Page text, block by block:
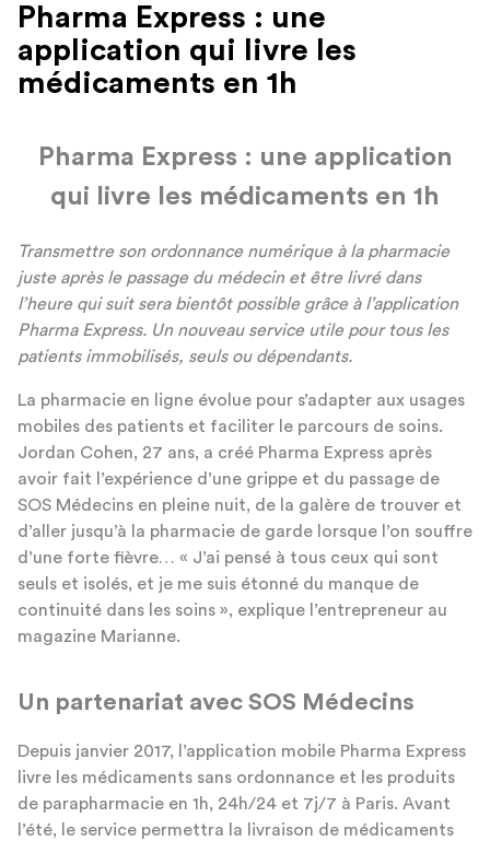
Pharma Express : une
application qui livre les
médicaments en 1h
Pharma Express : une application
qui livre les médicaments en 1h
Transmettre son ordonnance numérique à la pharmacie
juste après le passage du médecin et être livré dans
l’heure qui suit sera bientôt possible grâce à l’application
Pharma Express. Un nouveau service utile pour tous les
patients immobilisés, seuls ou dépendants.
La pharmacie en ligne évolue pour s’adapter aux usages
mobiles des patients et faciliter le parcours de soins.
Jordan Cohen, 27 ans, a créé Pharma Express après
avoir fait l’expérience d’une grippe et du passage de
SOS Médecins en pleine nuit, de la galère de trouver et
d’aller jusqu’à la pharmacie de garde lorsque l’on souffre
d’une forte fièvre… « J’ai pensé à tous ceux qui sont
seuls et isolés, et je me suis étonné du manque de
continuité dans les soins », explique l’entrepreneur au
magazine Marianne.
Un partenariat avec SOS Médecins
Depuis janvier 2017, l’application mobile Pharma Express
livre les médicaments sans ordonnance et les produits
de parapharmacie en 1h, 24h/24 et 7j/7 à Paris. Avant
l’été, le service permettra la livraison de médicaments